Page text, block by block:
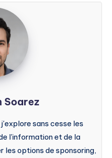
Soarez
sans cesse les
l'information et de la
les options de sponsoring,